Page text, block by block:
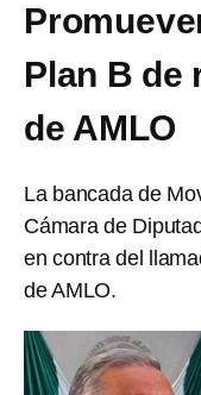
Plan B de
de AMLO
La bancada de
Cámara de
en contra del
de AMLO.